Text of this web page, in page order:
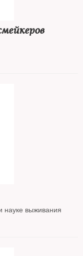
науке выживания